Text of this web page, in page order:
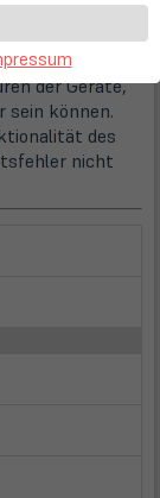
etc.)
der Geräte,
sein können.
des
nicht